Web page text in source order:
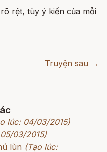
rệt, tùy ý kiến của mỗi
Truyện sau →
lúc: 04/03/2015)
03/2015)
lùn (Tạo lúc: